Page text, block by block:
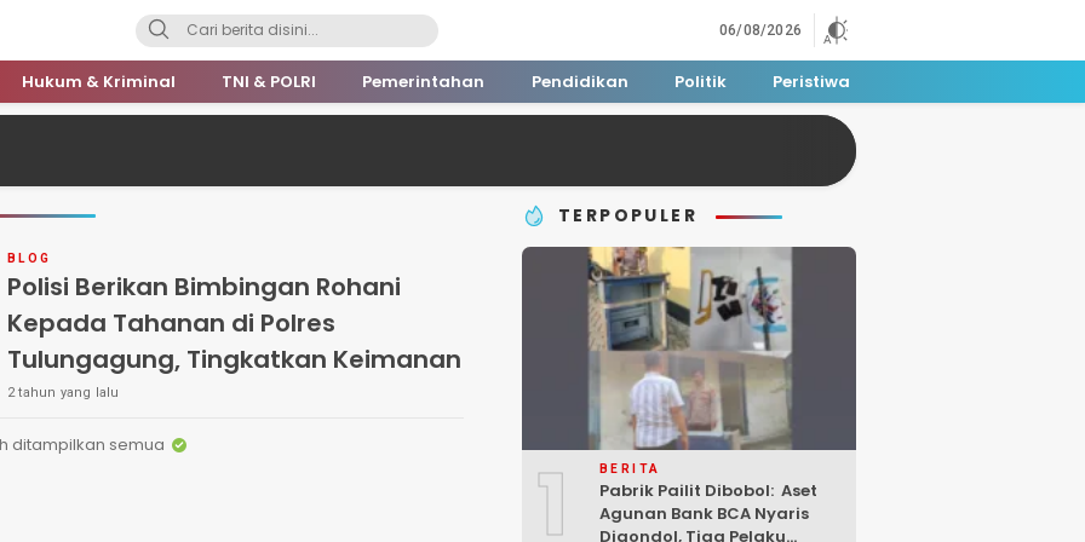
06/08/2026
Hukum & Kriminal TNI & POLRI Pemerintahan Pendidikan Politik Peristiwa
BLOG
Polisi Berikan Bimbingan Rohani
Kepada Tahanan di Polres
Tulungagung, Tingkatkan Keimanan
2 tahun yang lalu
ditampilkan semua
TERPOPULER
1 BERITA
Pabrik Pailit Dibobol: Aset
Agunan Bank BCA Nyaris
Digondol, Tiga Pelaku